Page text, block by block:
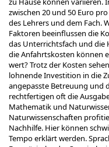
zwischen 20 und 50 Euro
des Lehrers und dem Fach.
Faktoren beeinflussen die
das Unterrichtsfach und
die Anfahrtskosten können
wert? Trotz der Kosten
lohnende Investition in die
angepasste Betreuung und
rechtfertigen oft die
Mathematik und
Naturwissenschaften
Nachhilfe. Hier können
Tempo erklärt werden.